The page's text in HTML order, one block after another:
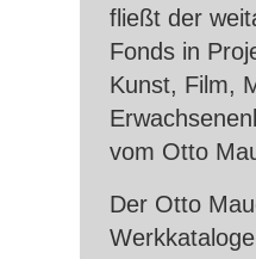
fließt der
Fonds in
Kunst, Film,
vom Otto
Der Otto